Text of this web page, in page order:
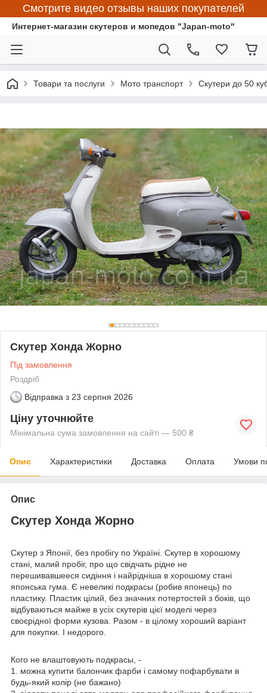
Смотрите видео отзывы наших покупателей
Интернет-магазин скутеров и мопедов "Japan-moto"
Товари та послуги Мото транспорт Скутери до 50
Скутер Хонда Жорно
Під замовлення
Роздріб
Відправка з 23 серпня 2026
Ціну уточнюйте
Мінімальна сума замовлення на сайті — 500 ₴
Опис Характеристики Доставка Оплата Умови
Опис
Скутер Хонда Жорно
Скутер з Японії, без пробігу по Україні. Скутер в хорошому
стані, малий пробіг, про що свідчать рідне не
перешивавшееся сидіння і найрідніша в хорошому стані
японська гума. Є невеликі подкрасы (робив японець) по
пластику. Пластик цілий, без значних потертостей з боків, що
відбуваються майже в усіх скутерів цієї моделі через
своєрідної форми кузова. Разом - в цілому хороший варіант
для покупки. І недорого.
Кого не влаштовують подкрасы, -
1. можна купити балончик фарби і самому пофарбувати в
будь-який колір (не бажано)